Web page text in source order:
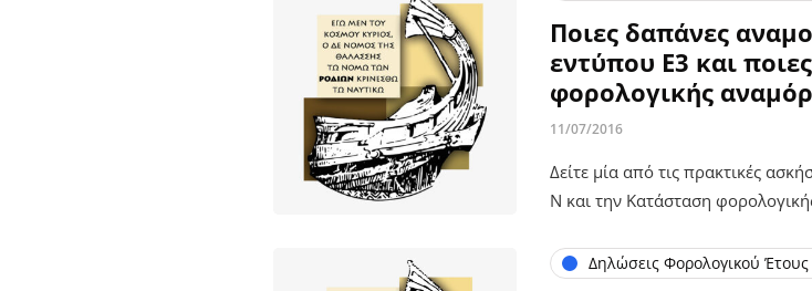
Ποιες δαπάνες
εντύπου Ε3 και
φορολογικής
11/07/2016
Δείτε μία από τις πρακτικές
Ν και την Κατάσταση
Δηλώσεις Φορολογικού